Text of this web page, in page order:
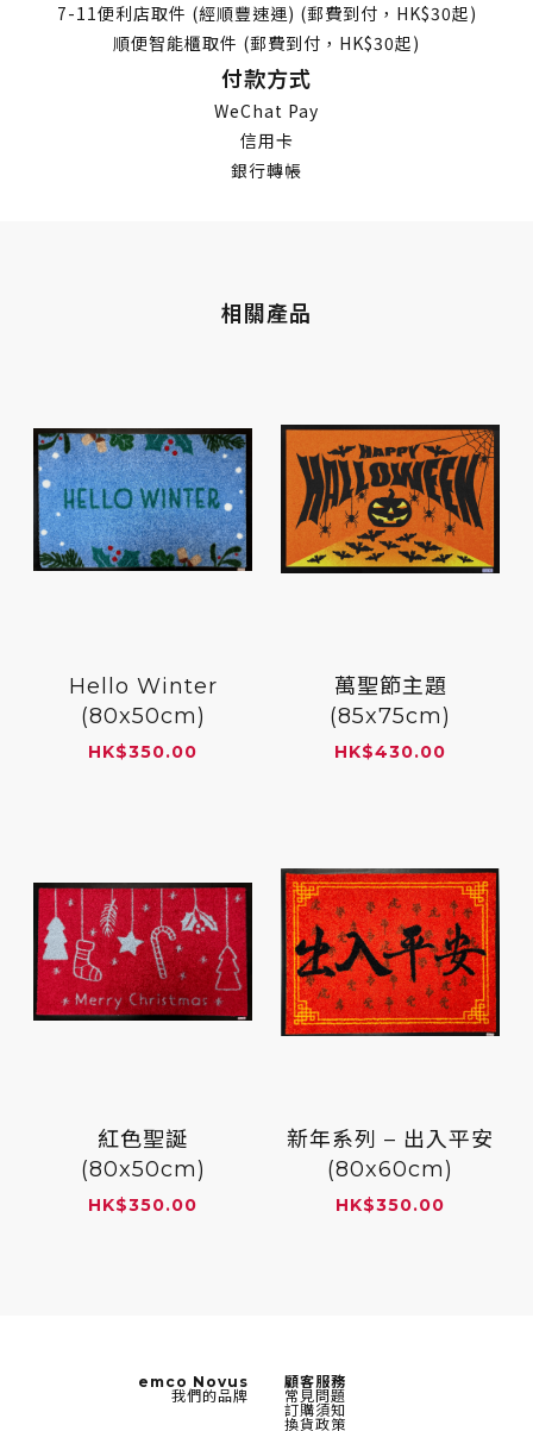
7-11便利店取件 (經順豐速運) (郵費到付，HK$30起)
順便智能櫃取件 (郵費到付，HK$30起)
付款方式
WeChat Pay
信用卡
銀行轉帳
相關產品
Hello Winter
(80x50cm)
HK$350.00
萬聖節主題
(85x75cm)
HK$430.00
紅色聖誕
(80x50cm)
HK$350.00
新年系列 – 出入平安
(80x60cm)
HK$350.00
emco Novus
我們的品牌
顧客服務
常見問題
訂購須知
換貨政策